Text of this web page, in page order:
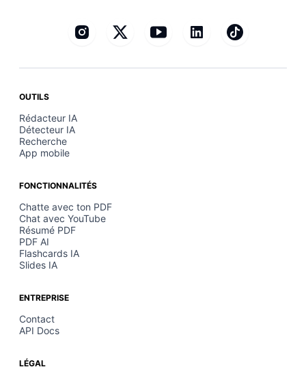
OUTILS
Rédacteur IA
Détecteur IA
Recherche
App mobile
FONCTIONNALITÉS
Chatte avec ton PDF
Chat avec YouTube
Résumé PDF
PDF AI
Flashcards IA
Slides IA
ENTREPRISE
Contact
API Docs
LÉGAL